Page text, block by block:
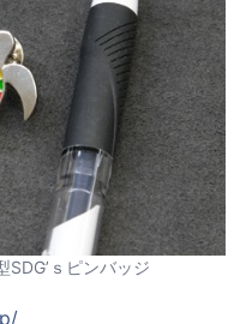
ｓピンバッジ